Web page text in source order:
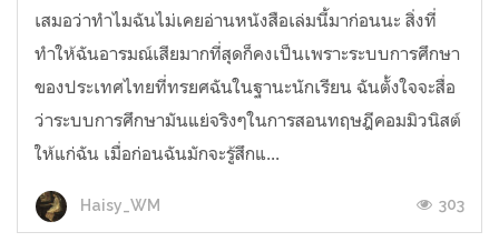
เสมอว่าทำไมฉันไม่เคยอ่านหนังสือเล่มนี้มาก่อนนะ สิ่งที่
ทำให้ฉันอารมณ์เสียมากที่สุดก็คงเป็นเพราะระบบการศึกษา
ของประเทศไทยที่ทรยศฉันในฐานะนักเรียน ฉันตั้งใจจะสื่อ
ว่าระบบการศึกษามันแย่จริงๆในการสอนทฤษฎีคอมมิวนิสต์
ให้แก่ฉัน เมื่อก่อนฉันมักจะรู้สึกแ...
Haisy_WM 303